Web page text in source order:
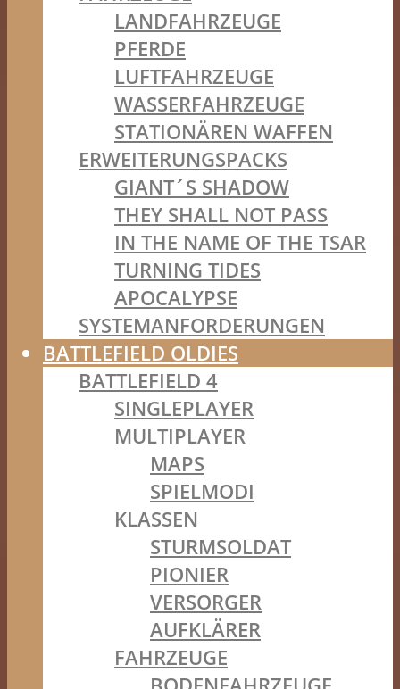
LANDFAHRZEUGE
PFERDE
LUFTFAHRZEUGE
WASSERFAHRZEUGE
STATIONÄREN WAFFEN
ERWEITERUNGSPACKS
GIANT´S SHADOW
THEY SHALL NOT PASS
IN THE NAME OF THE TSAR
TURNING TIDES
APOCALYPSE
SYSTEMANFORDERUNGEN
BATTLEFIELD OLDIES
BATTLEFIELD 4
SINGLEPLAYER
MULTIPLAYER
MAPS
SPIELMODI
KLASSEN
STURMSOLDAT
PIONIER
VERSORGER
AUFKLÄRER
FAHRZEUGE